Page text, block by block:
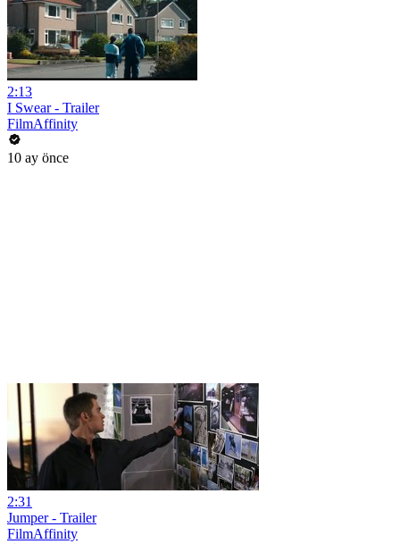
2:13
I Swear - Trailer
FilmAffinity
10 ay önce
2:31
Jumper - Trailer
FilmAffinity